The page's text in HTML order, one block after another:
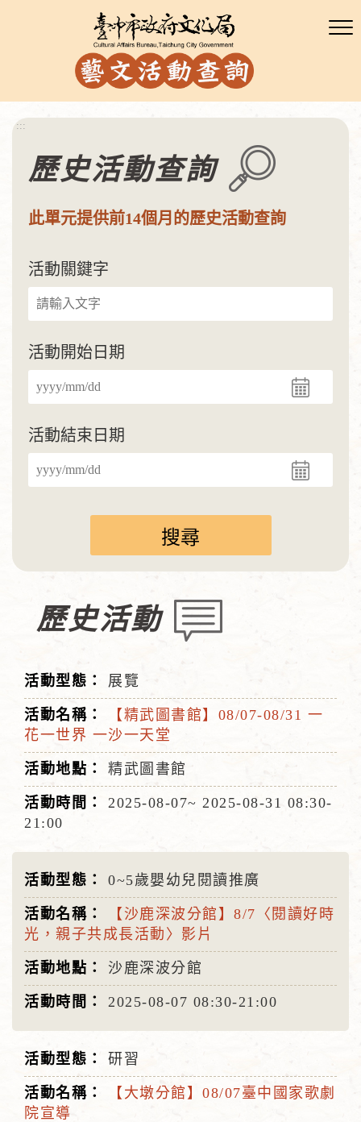
:::
歷史活動查詢
此單元提供前14個月的歷史活動查詢
活動關鍵字
活動開始日期
活動結束日期
歷史活動
展覽
【精武圖書館】08/07-08/31 一
花一世界 一沙一天堂
精武圖書館
2025-08-07~ 2025-08-31 08:30-
21:00
0~5歲嬰幼兒閱讀推廣
【沙鹿深波分館】8/7〈閱讀好時
光，親子共成長活動〉影片
沙鹿深波分館
2025-08-07 08:30-21:00
研習
【大墩分館】08/07臺中國家歌劇
院宣導